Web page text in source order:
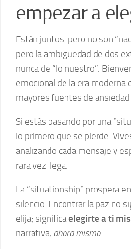
empezar a
Están juntos, pero no son
pero la ambigüedad de dos
nunca de “lo nuestro”.
emocional de la era moderna
mayores fuentes de
Si estás pasando por una
lo primero que se pierde.
analizando cada mensaje y
rara vez llega.
La “situationship” prospera
silencio. Encontrar la paz no
elija; significaelegirte a ti
narrativa, ahora mismo.